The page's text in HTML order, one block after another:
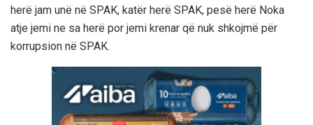
herë jam unë në SPAK, katër herë SPAK, pesë herë Noka
atje jemi ne sa herë por jemi krenar që nuk shkojmë për
korrupsion në SPAK.